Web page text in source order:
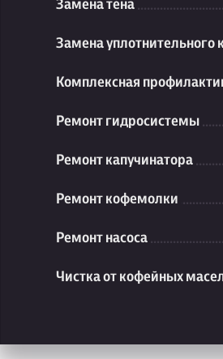
Замена тена
Замена уплотнительного
Комплексная
Ремонт гидросистемы
Ремонт капучинатора
Ремонт кофемолки
Ремонт насоса
Чистка от кофейных